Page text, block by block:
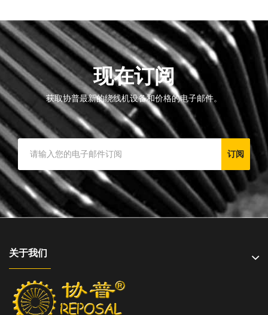
现在订阅
获取协普最新的绕线机设备和价格的电子邮件。
订阅
关于我们